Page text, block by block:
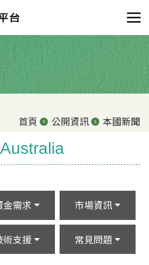
首頁 公開資訊 本國新聞
金需求 市場資訊
術支援 常見問題